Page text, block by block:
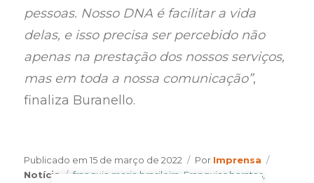
pessoas. Nosso DNA é facilitar a vida
delas, e isso precisa ser percebido não
apenas na prestação dos nossos serviços,
mas em toda a nossa comunicação”,
finaliza Buranello.
Publicado em15 de março de 2022 Por Author
Imprensa
Notícia
Tags
franquia maria brasileira Franquias baratas